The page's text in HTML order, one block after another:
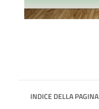
INDICE DELLA PAGINA